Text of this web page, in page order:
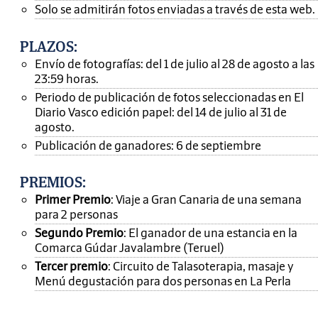
Solo se admitirán fotos enviadas a través de esta web.
PLAZOS:
Envío de fotografías: del 1 de julio al 28 de agosto a las
23:59 horas.
Periodo de publicación de fotos seleccionadas en El
Diario Vasco edición papel: del 14 de julio al 31 de
agosto.
Publicación de ganadores: 6 de septiembre
PREMIOS:
Primer Premio: Viaje a Gran Canaria de una semana
para 2 personas
Segundo Premio: El ganador de una estancia en la
Comarca Gúdar Javalambre (Teruel)
Tercer premio: Circuito de Talasoterapia, masaje y
Menú degustación para dos personas en La Perla